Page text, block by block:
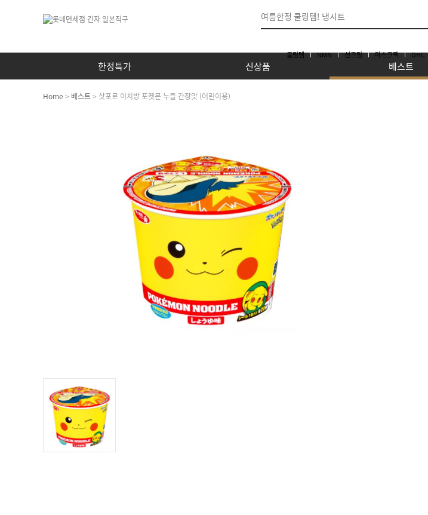
쿨링템 NMN 선크림 마스크팩 DHC
한정특가 신상품 베스트
Home > 베스트> 삿포로 이치방 포켓몬 누들 간장맛 (어린이용)